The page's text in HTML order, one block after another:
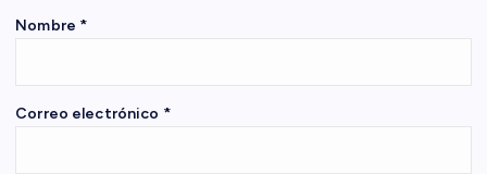
n
Nombre *
Correo electrónico *